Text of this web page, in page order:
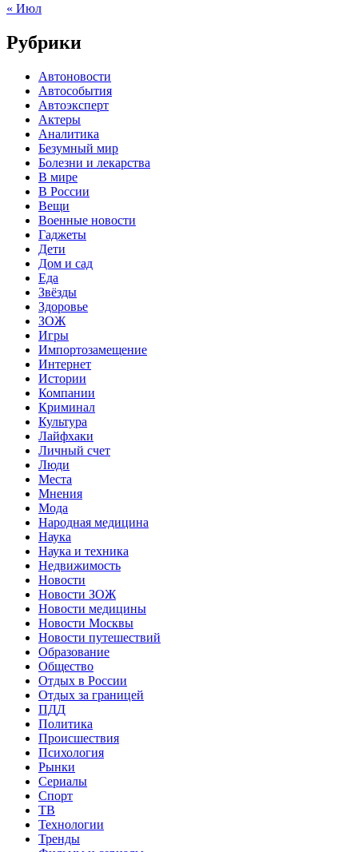
« Июл
Рубрики
Автоновости
Автособытия
Автоэксперт
Актеры
Аналитика
Безумный мир
Болезни и лекарства
В мире
В России
Вещи
Военные новости
Гаджеты
Дети
Дом и сад
Еда
Звёзды
Здоровье
ЗОЖ
Игры
Импортозамещение
Интернет
Истории
Компании
Криминал
Культура
Лайфхаки
Личный счет
Люди
Места
Мнения
Мода
Народная медицина
Наука
Наука и техника
Недвижимость
Новости
Новости ЗОЖ
Новости медицины
Новости Москвы
Новости путешествий
Образование
Общество
Отдых в России
Отдых за границей
ПДД
Политика
Происшествия
Психология
Рынки
Сериалы
Спорт
ТВ
Технологии
Тренды